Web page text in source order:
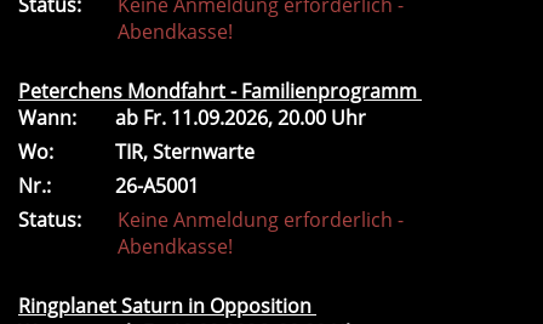
Abendkasse!
Peterchens Mondfahrt - Familienprogramm
Wann:
ab Fr. 11.09.2026, 20.00 Uhr
Wo:
TIR, Sternwarte
Nr.:
26-A5001
Status:
Keine Anmeldung erforderlich -
Abendkasse!
Ringplanet Saturn in Opposition